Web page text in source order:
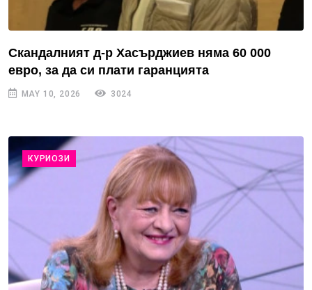
Скандалният д-р Хасърджиев няма 60 000
евро, за да си плати гаранцията
MAY 10, 2026 3024
КУРИОЗИ